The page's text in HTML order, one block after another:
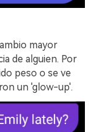
mayor
de alguien. Por
peso o se ve
un 'glow-up'.